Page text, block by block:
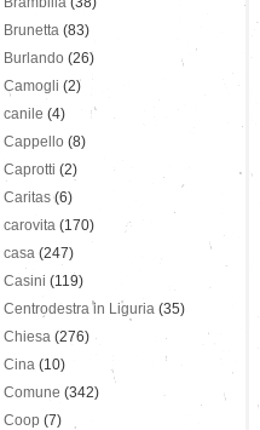
Brunetta (83)
Burlando (26)
Camogli (2)
canile (4)
Cappello (8)
Caprotti (2)
Caritas (6)
carovita (170)
casa (247)
Casini (119)
Centrodestra in Liguria (35)
Chiesa (276)
Cina (10)
Comune (342)
Coop (7)